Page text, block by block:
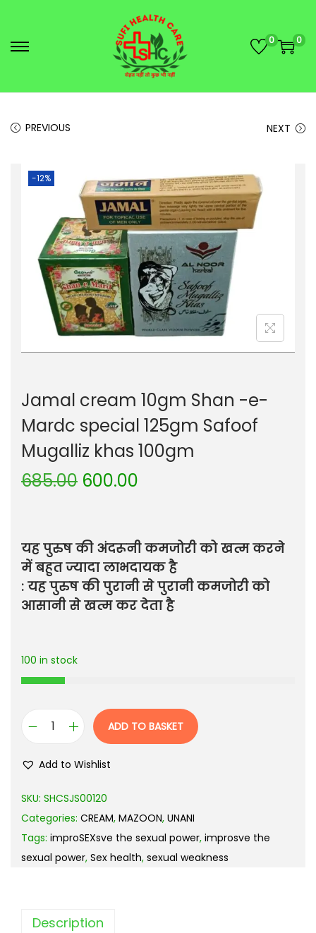
0 0
PREVIOUS NEXT
-12%
Jamal cream 10gm Shan -e-
Mardc special 125gm Safoof
Mugalliz khas 100gm
685.00 600.00
यह पुरुष की अंदरूनी कमजोरी को खत्म करने
में बहुत ज्यादा लाभदायक है
: यह पुरुष की पुरानी से पुरानी कमजोरी को
आसानी से खत्म कर देता है
100 in stock
ADD TO BASKET
Add to Wishlist
SKU: SHCSJS00120
Categories: CREAM, MAZOON, UNANI
Tags: improSEXsve the sexual power, improsve the
sexual power, Sex health, sexual weakness
Description